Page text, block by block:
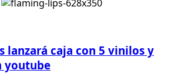
lanzará caja con 5 vinilos y
youtube